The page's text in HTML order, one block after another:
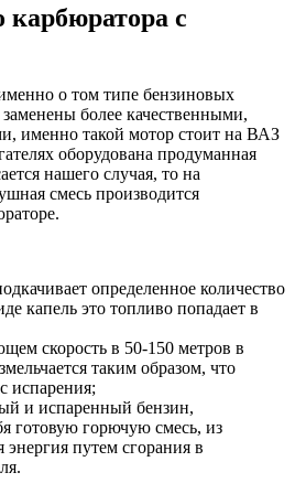
карбюратора с
о том типе бензиновых
более качественными,
именно такой мотор стоит на ВАЗ
оборудована продуманная
нашего случая, то на
смесь производится
определенное количество
капель это топливо попадает в
скорость в 50-150 метров в
таким образом, что
испарения;
и испаренный бензин,
готовую горючую смесь, из
энергия путем сгорания в